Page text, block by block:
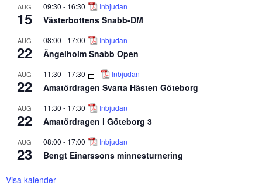
AUG
15
09:30 - 16:30 Inbjudan
Västerbottens Snabb-DM
AUG
22
08:00 - 17:00 Inbjudan
Ängelholm Snabb Open
AUG
22
11:30 - 17:30 Inbjudan
Amatördragen Svarta Hästen Göteborg
AUG
22
11:30 - 17:30 Inbjudan
Amatördragen i Göteborg 3
AUG
23
08:00 - 17:00 Inbjudan
Bengt Einarssons minnesturnering
Visa kalender